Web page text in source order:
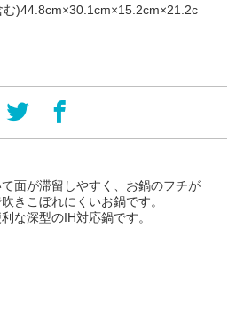
)44.8cm×30.1cm×15.2cm×21.2c
面が滞留しやすく、お鍋のフチが
きこぼれにくいお鍋です。
な深型のIH対応鍋です。